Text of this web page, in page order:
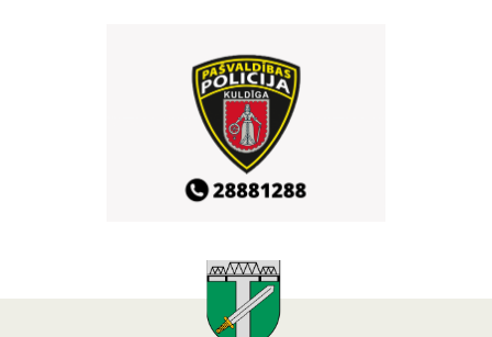
16. Skrundas atklātās
vasaras sporta spēles
Skrundas pamatskolas stadions
16. Skrundas atklātās
vasaras sporta spēles